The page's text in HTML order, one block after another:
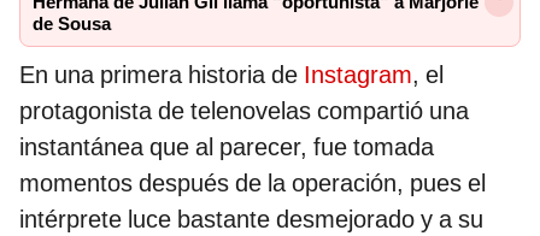
de Sousa
En una primera historia de Instagram, el
protagonista de telenovelas compartió una
instantánea que al parecer, fue tomada
momentos después de la operación, pues el
intérprete luce bastante desmejorado y a su